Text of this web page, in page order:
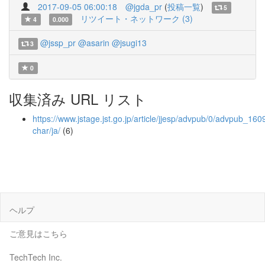
2017-09-05 06:00:18 @jgda_pr (投稿一覧)
5
4
0.000 リツイート・ネットワーク (3)
3 @jssp_pr @asarin @jsugi13
0
収集済み URL リスト
https://www.jstage.jst.go.jp/article/jjesp/advpub/0/
char/ja/ (6)
ヘルプ
ご意見はこちら
TechTech Inc.